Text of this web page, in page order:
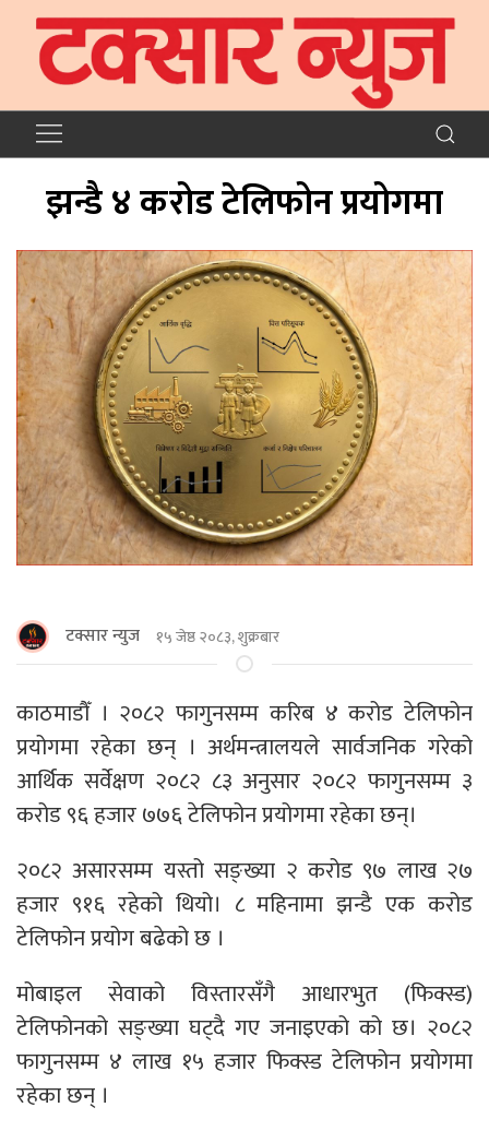
झन्डै ४ करोड टेलिफोन प्रयोगमा
टक्सार न्युज १५ जेष्ठ २०८३, शुक्रबार
काठमाडौँ । २०८२ फागुनसम्म करिब ४ करोड टेलिफोन
प्रयोगमा रहेका छन् । अर्थमन्त्रालयले सार्वजनिक गरेको
आर्थिक सर्वेक्षण २०८२ ८३ अनुसार २०८२ फागुनसम्म ३
करोड ९६ हजार ७७६ टेलिफोन प्रयोगमा रहेका छन्।
२०८२ असारसम्म यस्तो सङ्ख्या २ करोड ९७ लाख २७
हजार ९१६ रहेको थियो। ८ महिनामा झन्डै एक करोड
टेलिफोन प्रयोग बढेको छ ।
मोबाइल सेवाको विस्तारसँगै आधारभुत (फिक्स्ड)
टेलिफोनको सङ्ख्या घट्दै गए जनाइएको को छ। २०८२
फागुनसम्म ४ लाख १५ हजार फिक्स्ड टेलिफोन प्रयोगमा
रहेका छन् ।